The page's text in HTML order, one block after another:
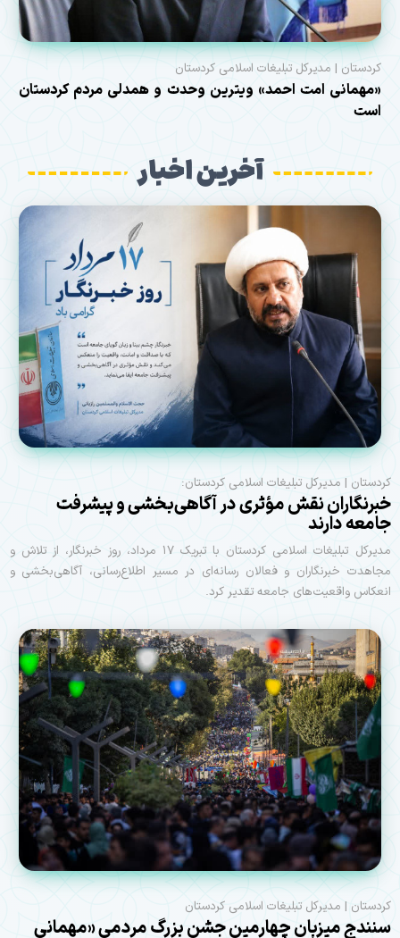
کردستان | مدیرکل تبلیغات اسلامی کردستان
«مهمانی امت احمد» ویترین وحدت و همدلی مردم کردستان
است
آخرین اخبار
کردستان | مدیرکل تبلیغات اسلامی کردستان:
خبرنگاران نقش مؤثری در آگاهی‌بخشی و پیشرفت
جامعه دارند
مدیرکل تبلیغات اسلامی کردستان با تبریک ۱۷ مرداد، روز خبرنگار، از تلاش و
مجاهدت خبرنگاران و فعالان رسانه‌ای در مسیر اطلاع‌رسانی، آگاهی‌بخشی و
انعکاس واقعیت‌های جامعه تقدیر کرد.
کردستان | مدیرکل تبلیغات اسلامی کردستان
سنندج میزبان چهارمین جشن بزرگ مردمی «مهمانی